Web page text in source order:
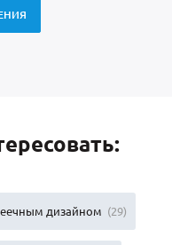
дизайном (29)